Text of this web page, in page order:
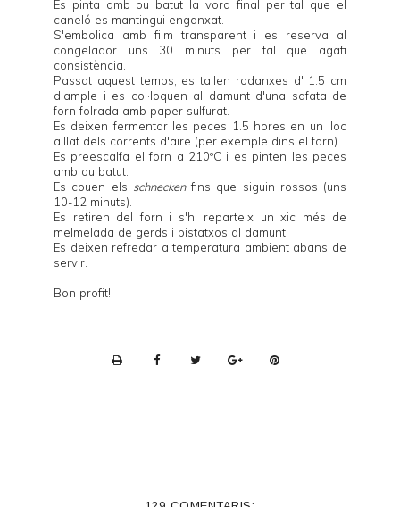
Es pinta amb ou batut la vora final per tal que el
caneló es mantingui enganxat.
S'embolica amb film transparent i es reserva al
congelador uns 30 minuts per tal que agafi
consistència.
Passat aquest temps, es tallen rodanxes d' 1.5 cm
d'ample i es col·loquen al damunt d'una safata de
forn folrada amb paper sulfurat.
Es deixen fermentar les peces 1.5 hores en un lloc
aïllat dels corrents d'aire (per exemple dins el forn).
Es preescalfa el forn a 210ºC i es pinten les peces
amb ou batut.
Es couen els schneckenfins que siguin rossos (uns
10-12 minuts).
Es retiren del forn i s'hi reparteix un xic més de
melmelada de gerds i pistatxos al damunt.
Es deixen refredar a temperatura ambient abans de
servir.
Bon profit!